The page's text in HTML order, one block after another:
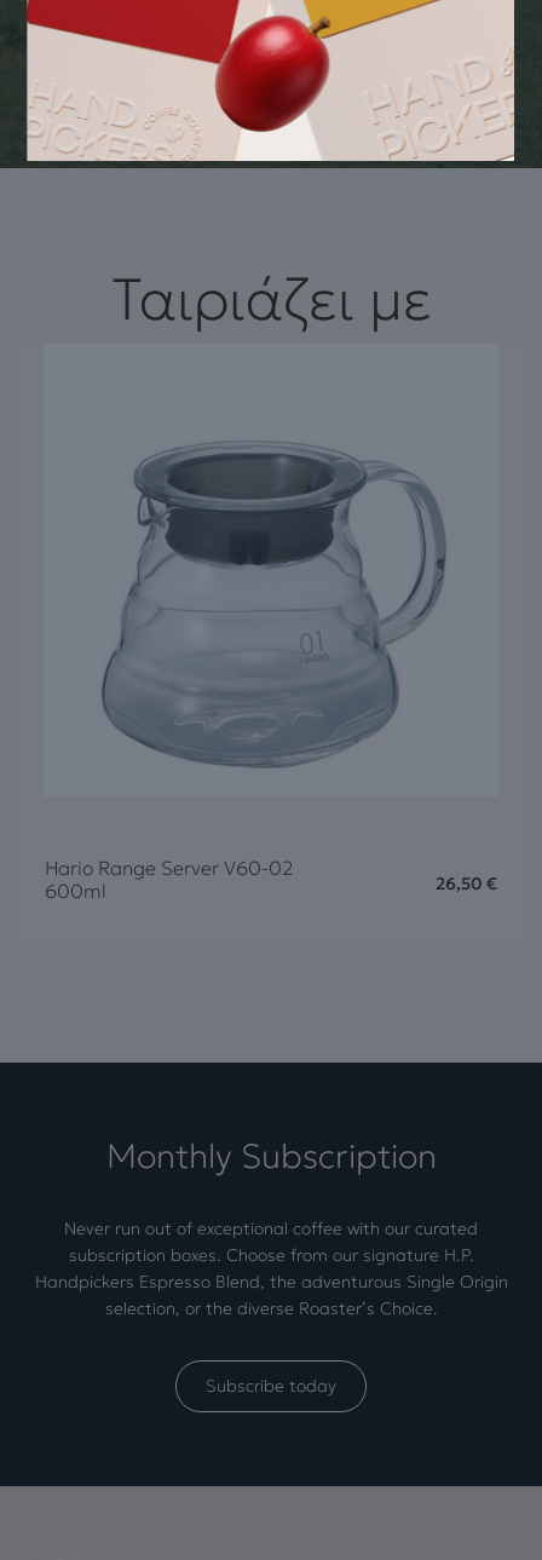
ΠεριστροφήΦίλτρου. Το φίλτρο BH² EV9612-51 διαθέτει μια
περιστρεφόμενη κεφαλή φίλτρου που μειώνει την ταλαιπωρία
της αλλαγής του φίλτρου σας.
Ταιριάζει με
Hario Range Server V60-02
600ml
26,50 €
Monthly Subscription
Never run out of exceptional coffee with our curated
subscription boxes. Choose from our signature H.P.
Handpickers Espresso Blend, the adventurous Single Origin
selection, or the diverse Roaster’s Choice.
Subscribe today